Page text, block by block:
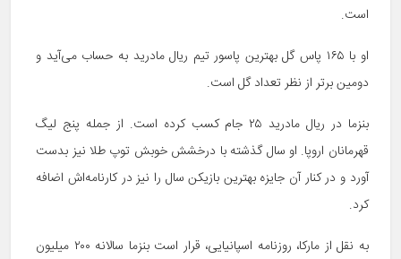
است.
او با ۱۶۵ پاس گل بهترین پاسور تیم ریال مادرید به حساب می‌آید و
دومین برتر از نظر تعداد گل است.
بنزما در ریال مادرید ۲۵ جام کسب کرده است. از جمله پنج لیگ
قهرمانان اروپا. او سال گذشته با درخشش خوبش توپ طلا نیز بدست
آورد و در کنار آن جایزه بهترین بازیکن سال را نیز در کارنامه‌اش اضافه
کرد.
به نقل از مارکا، روزنامه اسپانیایی، قرار است بنزما سالانه ۲۰۰ میلیون